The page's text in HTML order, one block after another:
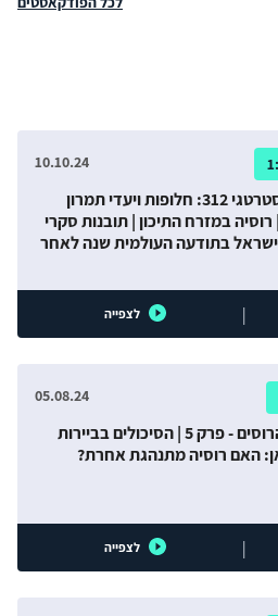
יציאה למלחמה ודרך ניהולה,
10.10.24
פודקאסטרטגי 312: חלופות ויעדי תמרון
רוסיה במזרח התיכון | תובנות סקרי
| ישראל בתודעה העולמית שנה לאחר
| לצפייה
05.08.24
מגרש הרוסים - פרק 5 | הסיכולים בביירות
האם רוסיה מתנהגת אחרת?
| לצפייה